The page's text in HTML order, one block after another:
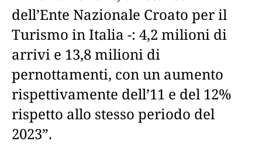
dell’Ente Nazionale Croato per il
Turismo in Italia -: 4,2 milioni di
arrivi e 13,8 milioni di
pernottamenti, con un aumento
rispettivamente dell’11 e del 12%
rispetto allo stesso periodo del
2023”.